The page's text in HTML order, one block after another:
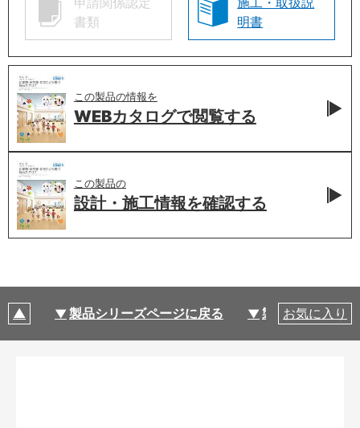
書類
明書
この製品の情報を
WEBカタログで閲覧する
この製品の
設計・施工情報を確認する
製品シリーズページに戻る 製品仕様
お気に入り